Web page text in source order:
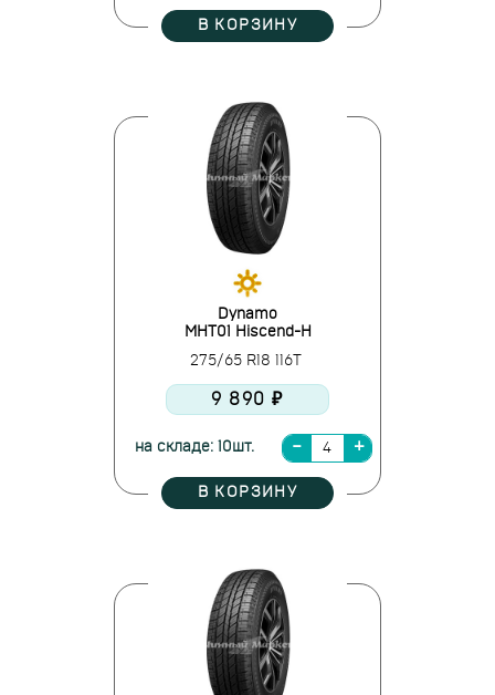
В КОРЗИНУ
Dynamo
MHT01 Hiscend-H
275/65 R18 116T
9 890 ₽
на складе: 10шт.
В КОРЗИНУ